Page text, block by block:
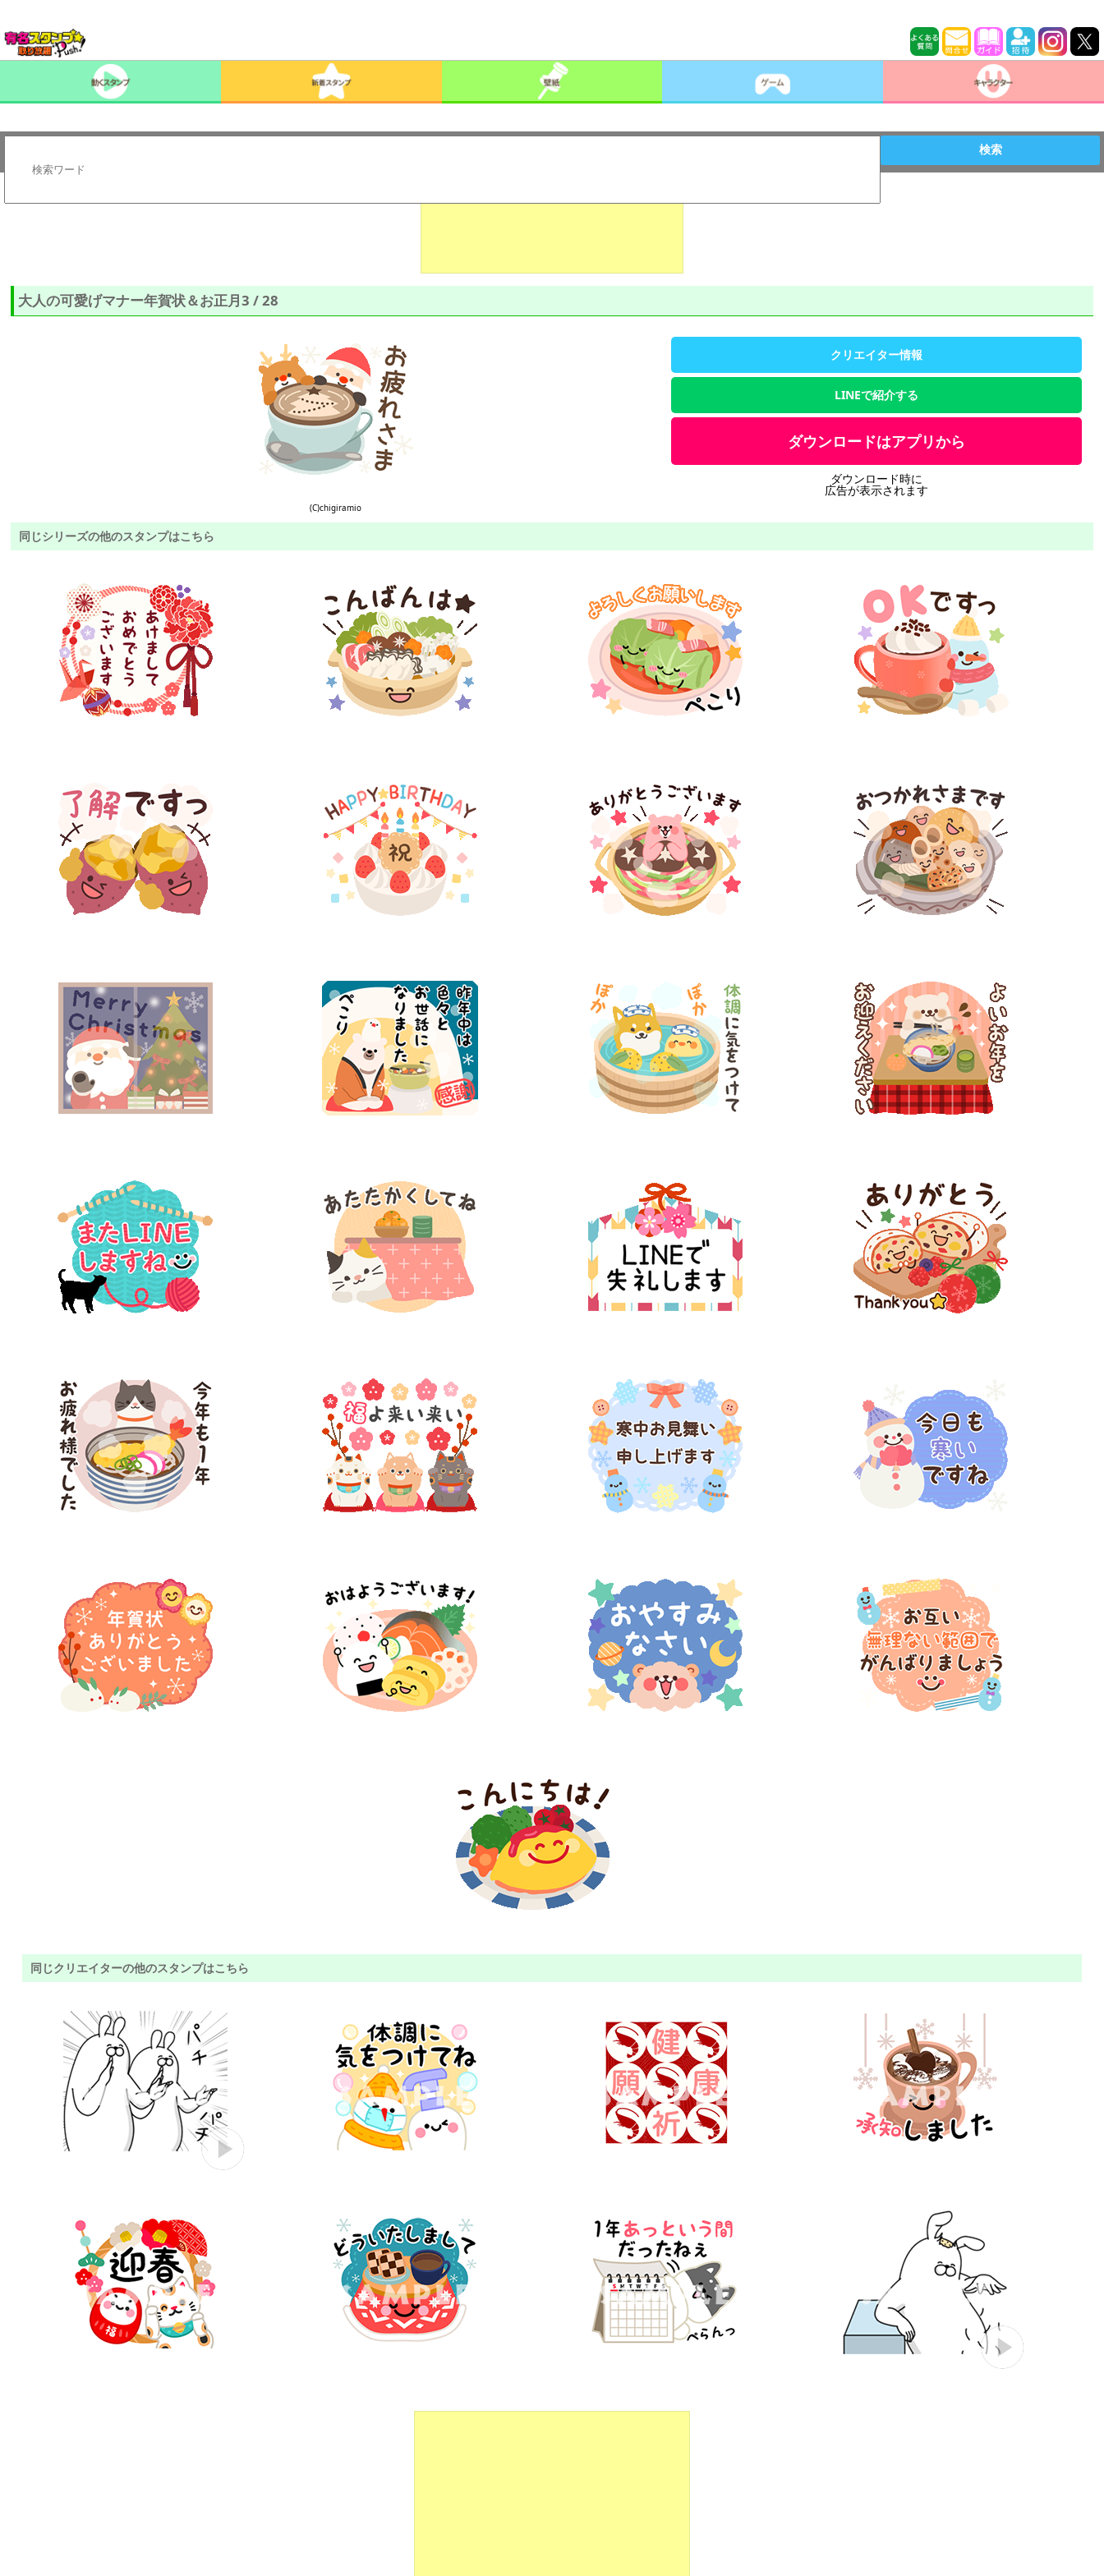
検索
大人の可愛げマナー年賀状＆お正月3 / 28
(C)chigiramio
クリエイター情報
LINEで紹介する
ダウンロードはアプリから
ダウンロード時に
広告が表示されます
同じシリーズの他のスタンプはこちら
同じクリエイターの他のスタンプはこちら